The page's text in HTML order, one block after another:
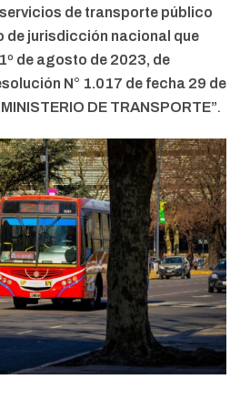
de transporte público
de jurisdicción nacional que
de agosto de 2023, de
N° 1.017 de fecha 29 de
DE TRANSPORTE”.